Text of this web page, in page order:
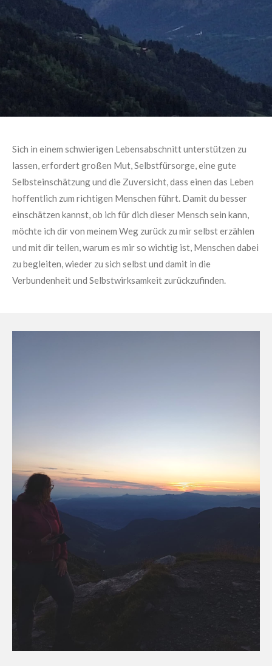
Sich in einem schwierigen Lebensabschnitt unterstützen zu
lassen, erfordert großen Mut, Selbstfürsorge, eine gute
Selbsteinschätzung und die Zuversicht, dass einen das Leben
hoffentlich zum richtigen Menschen führt. Damit du besser
einschätzen kannst, ob ich für dich dieser Mensch sein kann,
möchte ich dir von meinem Weg zurück zu mir selbst erzählen
und mit dir teilen, warum es mir so wichtig ist, Menschen dabei
zu begleiten, wieder zu sich selbst und damit in die
Verbundenheit und Selbstwirksamkeit zurückzufinden.